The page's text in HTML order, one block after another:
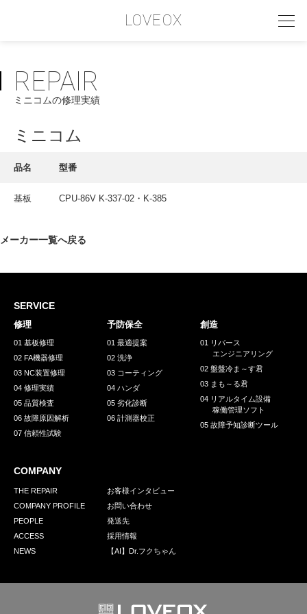
LOVEOX
PHILOSOPHY
フィロソフィー
COMPANY PROFILE
INTERVIEW
採用情報
GREEN CHALLENGE
環境への取り組み
お問い合わせ 発送先
REPAIR
ミニコムの修理実績
ミニコム
品名 型番
基板 CPU-86V K-337-02・K-385
メーカー一覧へ戻る
SERVICE
修理
01 基板修理
02 FA機器修理
03 NC装置修理
04 修理実績
05 品質検査
06 故障原因解析
07 信頼性試験
予防保全
01 最適提案
02 洗浄
03 コーティング
04 ハンダ
05 劣化診断
06 計測器校正
創造
01 リバース
エンジニアリング
02 盤盤冷ま～す君
03 まも～る君
04 リアルタイム設備
稼働管理ソフト
05 故障予知診断ツール
COMPANY
THE REPAIR
COMPANY PROFILE
PEOPLE
ACCESS
NEWS
お客様インタビュー
お問い合わせ
発送先
採用情報
【AI】Dr.フクちゃん